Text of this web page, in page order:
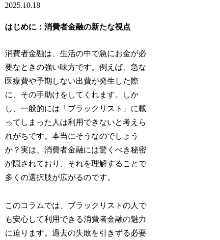
2025.10.18
はじめに：消費者金融の新たな視点
消費者金融は、生活の中で急にお金が必
要なときの強い味方です。例えば、急な
医療費や予期しない出費が発生した際
に、その手助けをしてくれます。しか
し、一般的には「ブラックリスト」に載
ってしまった人は利用できないと考えら
れがちです。本当にそうなのでしょう
か？実は、消費者金融には驚くべき秘密
が隠されており、それを理解することで
多くの選択肢が広がるのです。
このコラムでは、ブラックリストの人で
も安心して利用できる消費者金融の魅力
に迫ります。過去の失敗を引きずる必要